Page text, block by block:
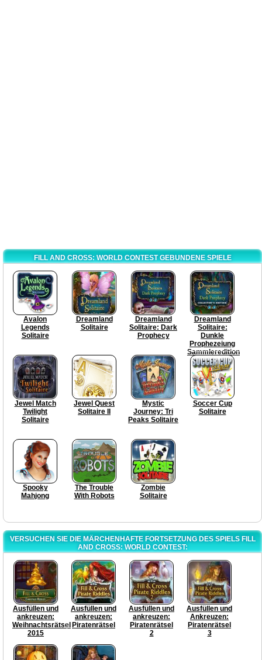
FILL AND CROSS: WORLD CONTEST GEBUNDENE SPIELE
Avalon
Legends
Solitaire
Dreamland
Solitaire
Dreamland
Solitaire: Dark
Prophecy
Dreamland
Solitaire:
Dunkle
Prophezeiung
Sammleredition
Jewel Match
Twilight
Solitaire
Jewel Quest
Solitaire II
Mystic
Journey: Tri
Peaks Solitaire
Soccer Cup
Solitaire
Spooky
Mahjong
The Trouble
With Robots
Zombie
Solitaire
VERSUCHEN SIE DIE MÄRCHENHAFTE FORTSETZUNG DES SPIELS FILL
AND CROSS: WORLD CONTEST:
Ausfüllen und
ankreuzen:
Weihnachtsrätsel
2015
Ausfüllen und
ankreuzen:
Piratenrätsel
Ausfüllen und
ankreuzen:
Piratenrätsel
2
Ausfüllen und
Ankreuzen:
Piratenrätsel
3